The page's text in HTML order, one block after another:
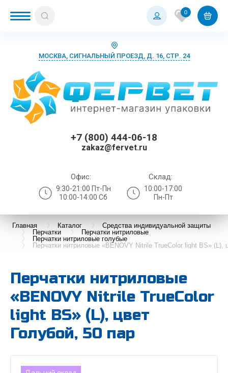
0
МОСКВА, СИГНАЛЬНЫЙ ПРОЕЗД, Д. 16, СТР. 24
+7 (800) 444-06-18
zakaz@fervet.ru
Офис:
9:30-21:00 Пт-Пн
10:00-14:00 Сб
Склад:
10:00-17:00
Пн-Пт
Главная Каталог
Средства индивидуальной защиты
Перчатки
Перчатки нитриловые
Перчатки нитриловые голубые
Перчатки нитриловые «BENOVY Nitrile TrueColor light BS» (L),
Перчатки нитриловые
«BENOVY Nitrile TrueColor
light BS» (L), цвет
Голубой, 50 пар